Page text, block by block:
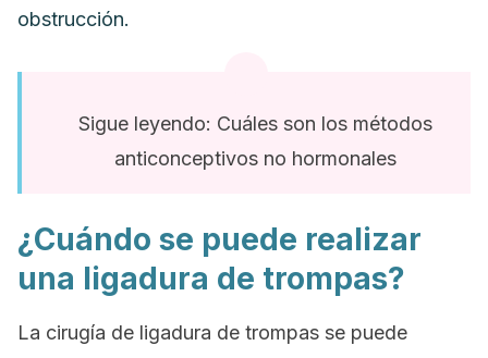
obstrucción.
Sigue leyendo: Cuáles son los métodos
anticonceptivos no hormonales
¿Cuándo se puede realizar
una ligadura de trompas?
La cirugía de ligadura de trompas se puede